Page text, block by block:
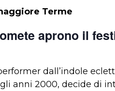
Terme
aprono il
dall’indole
anni 2000, decide di